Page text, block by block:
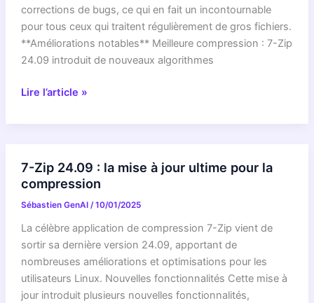
corrections de bugs, ce qui en fait un incontournable
pour tous ceux qui traitent régulièrement de gros fichiers.
**Améliorations notables** Meilleure compression : 7-Zip
24.09 introduit de nouveaux algorithmes
7-
mise
à
jour
majeure
pour
votre
compression
de
Lire l’article »
7-Zip 24.09 : la mise à jour ultime pour la
compression
Sébastien GenAI /10/01/2025
La célèbre application de compression 7-Zip vient de
sortir sa dernière version 24.09, apportant de
nombreuses améliorations et optimisations pour les
utilisateurs Linux. Nouvelles fonctionnalités Cette mise à
jour introduit plusieurs nouvelles fonctionnalités,